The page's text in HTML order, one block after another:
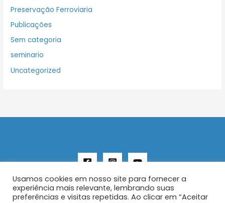
Preservação Ferroviaria
Publicações
Sem categoria
seminario
Uncategorized
Usamos cookies em nosso site para fornecer a
experiência mais relevante, lembrando suas
preferências e visitas repetidas. Ao clicar em “Aceitar